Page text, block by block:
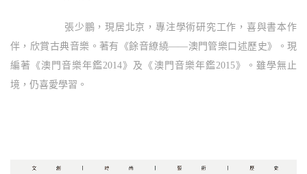
張少鵬，現居北京，專注學術研究工作，喜與書本作
伴，欣賞古典音樂。著有《餘音繚繞——澳門管樂口述歷史》。現
編著《澳門音樂年鑑2014》及《澳門音樂年鑑2015》。雖學無止
境，仍喜愛學習。